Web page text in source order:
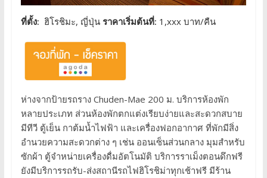
ที่ตั้ง: ฮิโรชิมะ, ญี่ปุ่น ราคาเริ่มต้นที่: 1,xxx บาท/คืน
ห่างจากป้ายรถราง Chuden-Mae 200 ม. บริการห้องพัก
หลายประเภท ส่วนห้องพักตกแต่งเรียบง่ายและสะดวกสบาย
มีทีวี ตู้เย็น กาต้มน้ำไฟฟ้า และเครื่องฟอกอากาศ ที่พักมีสิ่ง
อำนวยความสะดวกต่าง ๆ เช่น ออนเซ็นส่วนกลาง มุมสำหรับ
ซักผ้า ตู้จำหน่ายเครื่องดื่มอัตโนมัติ บริการราเม็งตอนดึกฟรี
ยังมีบริการรถรับ-ส่งสถานีรถไฟฮิโรชิม่าทุกเช้าฟรี มีร้าน